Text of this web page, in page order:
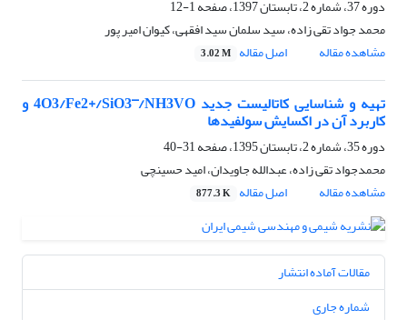
دوره 37، شماره 2، تابستان 1397، صفحه
1-12
محمد جواد تقی زاده، سید سلمان سید افقهی، کیوان امیر پور
مشاهده مقاله
اصل مقاله 3.02 M
تهیه و شناسایی کاتالیست جدید 4O3/Fe2+/SiO3¯/NH3VO و
کاربرد آن در اکسایش سولفیدها
دوره 35، شماره 2، تابستان 1395، صفحه
31-40
محمدجواد تقی زاده، عبدالله جاویدان، امید حسینچی
مشاهده مقاله
اصل مقاله 877.3 K
مقالات آماده انتشار
شماره جاری